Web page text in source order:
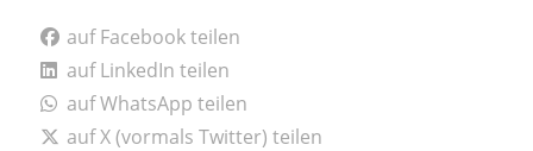
auf Facebook teilen
auf LinkedIn teilen
auf WhatsApp teilen
auf X (vormals Twitter) teilen